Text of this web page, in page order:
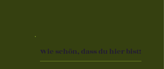
Wie schön, dass du hier bist!